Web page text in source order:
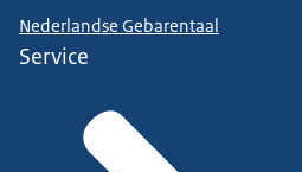
Nederlandse Gebarentaal
Service